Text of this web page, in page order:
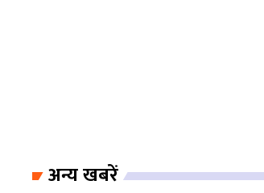
अन्य खबरें